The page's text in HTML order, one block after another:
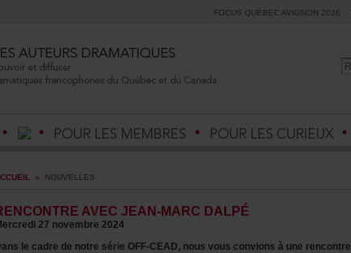
FOCUSQUÉBECAVIGNON2026
» NOUVELLES
MARCDALPÉ
CEAD,nousvousconvionsàunerencontre